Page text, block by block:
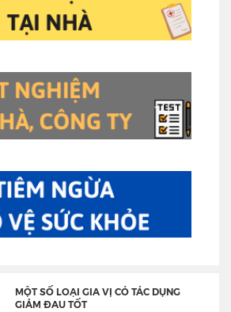
MỘT SỐ LOẠI GIA VỊ CÓ TÁC DỤNG
GIẢM ĐAU TỐT